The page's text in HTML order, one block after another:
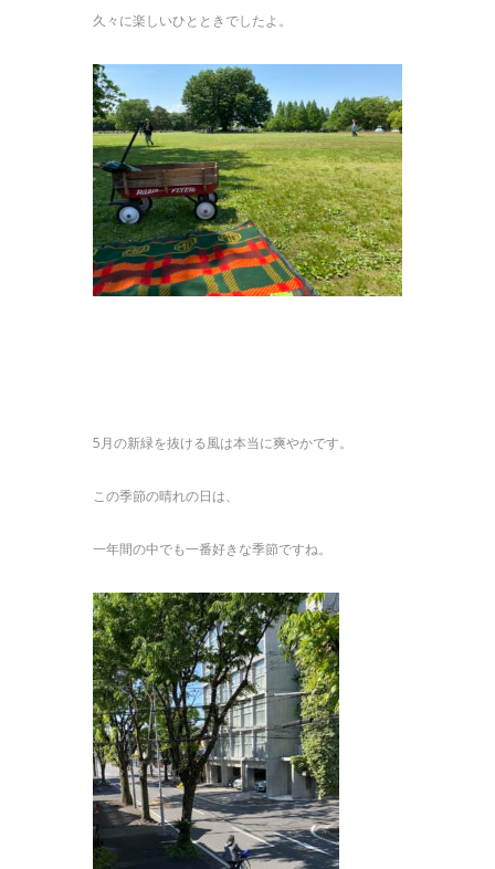
久々に楽しいひとときでしたよ。
5月の新緑を抜ける風は本当に爽やかです。
この季節の晴れの日は、
一年間の中でも一番好きな季節ですね。